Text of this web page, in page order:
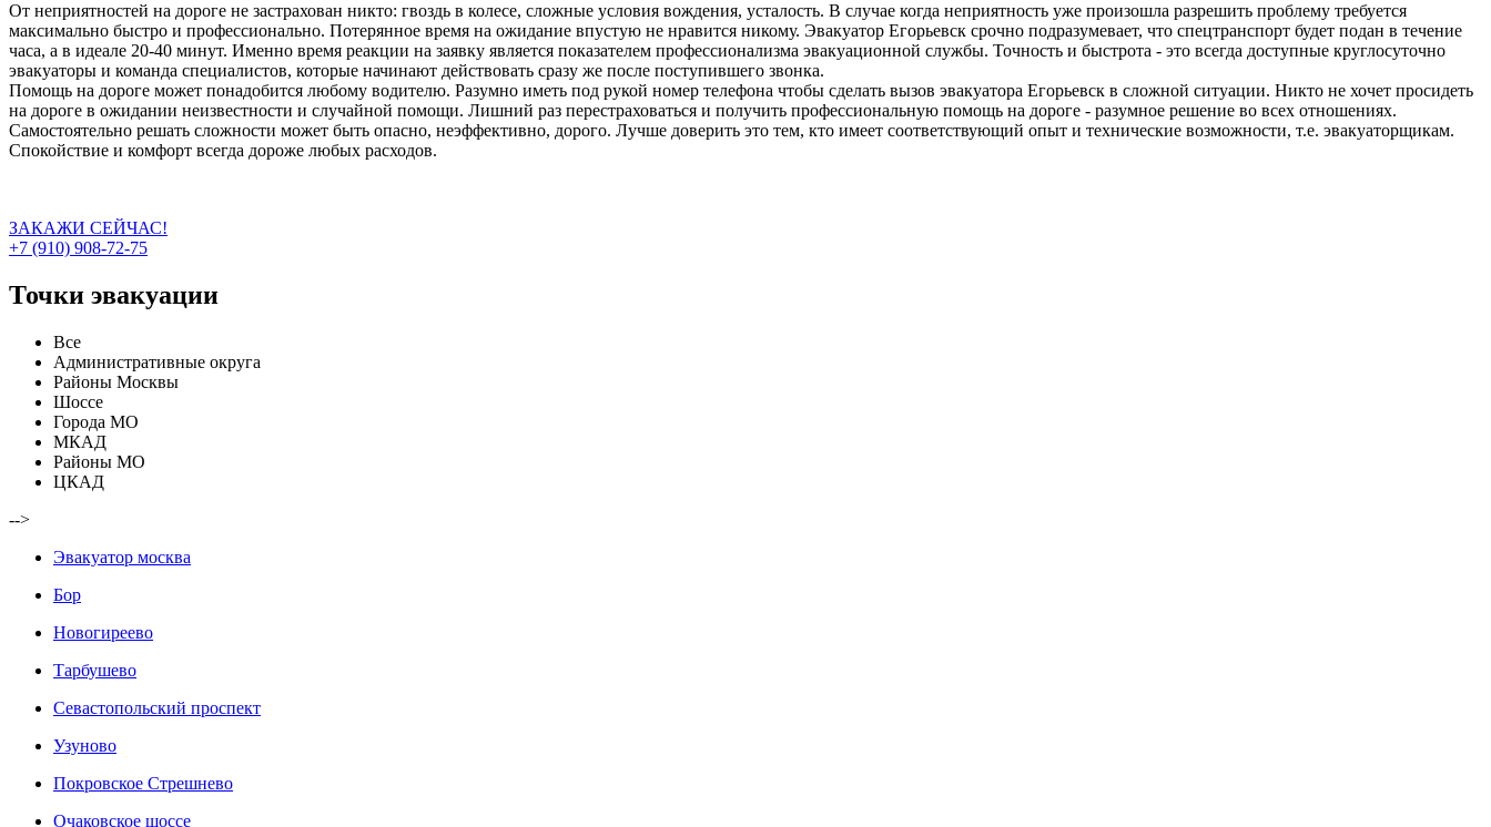
От неприятностей на дороге не застрахован никто: гвоздь в колесе, сложные условия вождения, усталость. В случае когда неприятность уже произошла разрешить проблему требуется
максимально быстро и профессионально. Потерянное время на ожидание впустую не нравится никому. Эвакуатор Егорьевск срочно подразумевает, что спецтранспорт будет подан в течение
часа, а в идеале 20-40 минут. Именно время реакции на заявку является показателем профессионализма эвакуационной службы. Точность и быстрота - это всегда доступные круглосуточно
эвакуаторы и команда специалистов, которые начинают действовать сразу же после поступившего звонка.
Помощь на дороге может понадобится любому водителю. Разумно иметь под рукой номер телефона чтобы сделать вызов эвакуатора Егорьевск в сложной ситуации. Никто не хочет просидеть
на дороге в ожидании неизвестности и случайной помощи. Лишний раз перестраховаться и получить профессиональную помощь на дороге - разумное решение во всех отношениях.
Самостоятельно решать сложности может быть опасно, неэффективно, дорого. Лучше доверить это тем, кто имеет соответствующий опыт и технические возможности, т.е. эвакуаторщикам.
Спокойствие и комфорт всегда дороже любых расходов.
ЗАКАЖИ СЕЙЧАС!
+7 (910) 908-72-75
Точки эвакуации
Все
Административные округа
Районы Москвы
Шоссе
Города МО
МКАД
Районы МО
ЦКАД
-->
Эвакуатор москва
Бор
Новогиреево
Тарбушево
Севастопольский проспект
Узуново
Покровское Стрешнево
Очаковское шоссе